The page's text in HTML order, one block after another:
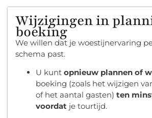
Wijzigingen in
boeking
We willen dat je woestijnervaring
schema past.
U kunt opnieuw plannen of
boeking (zoals het wijzigen
of het aantal gasten) ten
voordat je tourtijd.